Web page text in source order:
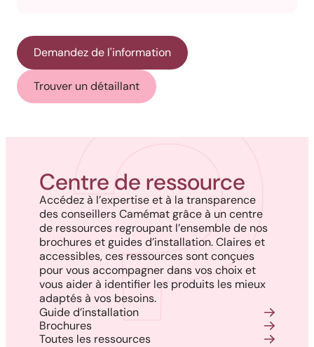
Demandez de l'information
Trouver un détaillant
Centre de ressource
Accédez à l’expertise et à la transparence
des conseillers Camémat grâce à un centre
de ressources regroupant l’ensemble de nos
brochures et guides d’installation. Claires et
accessibles, ces ressources sont conçues
pour vous accompagner dans vos choix et
vous aider à identifier les produits les mieux
adaptés à vos besoins.
Guide d’installation
Brochures
Toutes les ressources